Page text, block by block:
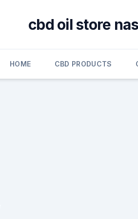
cbd oil store
HOME CBD PRODUCTS